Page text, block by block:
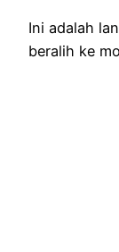
Ini adalah
beralih ke